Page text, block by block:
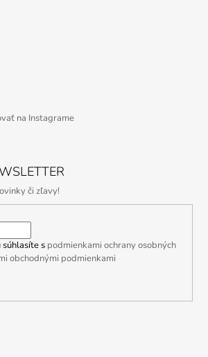
na Instagrame
či zľavy!
s podmienkami ochrany osobných
obchodnými podmienkami